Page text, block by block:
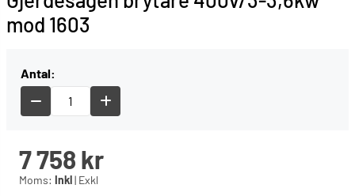
mod 1603
Antal:
7 758 kr
Moms: Inkl| Exkl